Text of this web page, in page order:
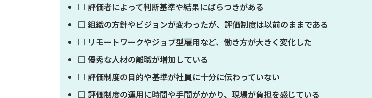
□ 評価者によって判断基準や結果にばらつきがある
□ 組織の方針やビジョンが変わったが、評価制度は以前のままである
□ リモートワークやジョブ型雇用など、働き方が大きく変化した
□ 優秀な人材の離職が増加している
□ 評価制度の目的や基準が社員に十分に伝わっていない
□ 評価制度の運用に時間や手間がかかり、現場が負担を感じている